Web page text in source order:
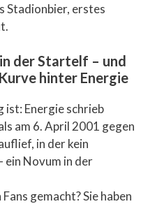
Stadionbier, erstes
der Startelf – und
hinter Energie
ist: Energie schrieb
am 6. April 2001 gegen
in der kein
ein Novum in der
gemacht? Sie haben